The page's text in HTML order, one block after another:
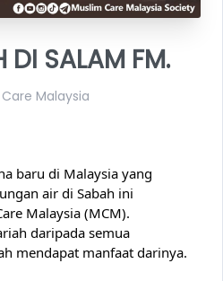
DI SALAM FM.
Malaysia
baru di Malaysia yang
air di Sabah ini
Malaysia (MCM).
daripada semua
mendapat manfaat darinya.